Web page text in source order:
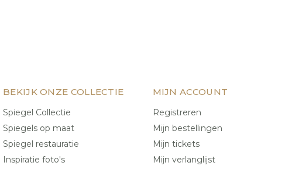
BEKIJK ONZE COLLECTIE
Spiegel Collectie
Spiegels op maat
Spiegel restauratie
Inspiratie foto's
MIJN ACCOUNT
Registreren
Mijn bestellingen
Mijn tickets
Mijn verlanglijst